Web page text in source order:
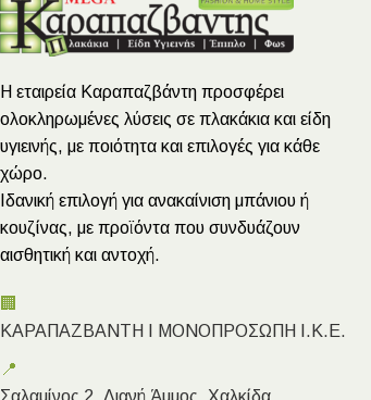
Η εταιρεία Καραπαζβάντη προσφέρει
ολοκληρωμένες λύσεις σε πλακάκια και είδη
υγιεινής, με ποιότητα και επιλογές για κάθε
χώρο.
Ιδανική επιλογή για ανακαίνιση μπάνιου ή
κουζίνας, με προϊόντα που συνδυάζουν
αισθητική και αντοχή.
🏢
ΚΑΡΑΠΑΖΒΑΝΤΗ Ι ΜΟΝΟΠΡΟΣΩΠΗ Ι.Κ.Ε.
📍
Σαλαμίνος 2, Λιανή Άμμος, Χαλκίδα,